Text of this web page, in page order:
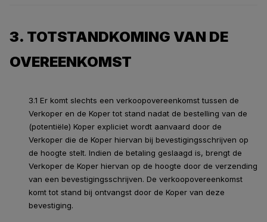
3. TOTSTANDKOMING VAN DE
OVEREENKOMST
3.1 Er komt slechts een verkoopovereenkomst tussen de
Verkoper en de Koper tot stand nadat de bestelling van de
(potentiële) Koper expliciet wordt aanvaard door de
Verkoper die de Koper hiervan bij bevestigingsschrijven op
de hoogte stelt. Indien de betaling geslaagd is, brengt de
Verkoper de Koper hiervan op de hoogte door de verzending
van een bevestigingsschrijven. De verkoopovereenkomst
komt tot stand bij ontvangst door de Koper van deze
bevestiging.